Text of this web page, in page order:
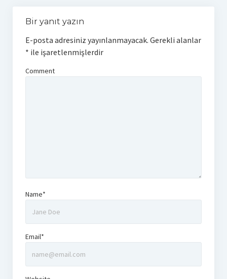
Bir yanıt yazın
E-posta adresiniz yayınlanmayacak. Gerekli alanlar
* ile işaretlenmişlerdir
Comment
Name*
Email*